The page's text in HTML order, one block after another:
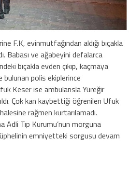
F.K, evinmutfağından aldığı bıçakla
Babası ve ağabeyini defalarca
bıçakla evden çıkıp, kaçmaya
bulunan polis ekiplerince
Keser ise ambulansla Yüreğir
Çok kan kaybettiği öğrenilen Ufuk
rağmen kurtarılamadı.
Adli Tıp Kurumu’nun morguna
şüphelinin emniyetteki sorgusu devam